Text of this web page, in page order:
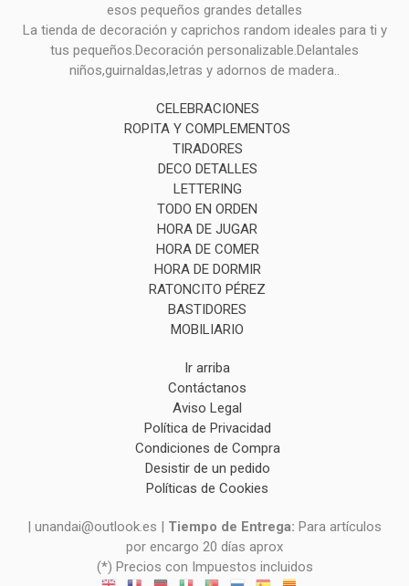
esos pequeños grandes detalles
La tienda de decoración y caprichos random ideales para ti y
tus pequeños.Decoración personalizable.Delantales
niños,guirnaldas,letras y adornos de madera..
CELEBRACIONES
ROPITA Y COMPLEMENTOS
TIRADORES
DECO DETALLES
LETTERING
TODO EN ORDEN
HORA DE JUGAR
HORA DE COMER
HORA DE DORMIR
RATONCITO PÉREZ
BASTIDORES
MOBILIARIO
Ir arriba
Contáctanos
Aviso Legal
Política de Privacidad
Condiciones de Compra
Desistir de un pedido
Políticas de Cookies
| unandai@outlook.es | Tiempo de Entrega: Para artículos
por encargo 20 días aprox
(*) Precios con Impuestos incluidos